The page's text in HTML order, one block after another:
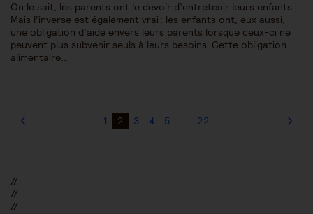
On le sait, les parents ont le devoir d’entretenir leurs enfants.
Mais l’inverse est également vrai : les enfants ont, eux aussi,
une obligation d’aide envers leurs parents lorsque ceux-ci ne
peuvent plus subvenir seuls à leurs besoins. Cette obligation
alimentaire…
1 2 3 4 5 … 22
//
//
//